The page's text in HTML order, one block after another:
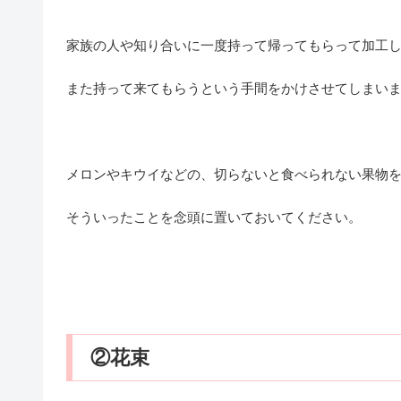
家族の人や知り合いに一度持って帰ってもらって加工し
また持って来てもらうという手間をかけさせてしまいま
メロンやキウイなどの、切らないと食べられない果物を
そういったことを念頭に置いておいてください。
②花束